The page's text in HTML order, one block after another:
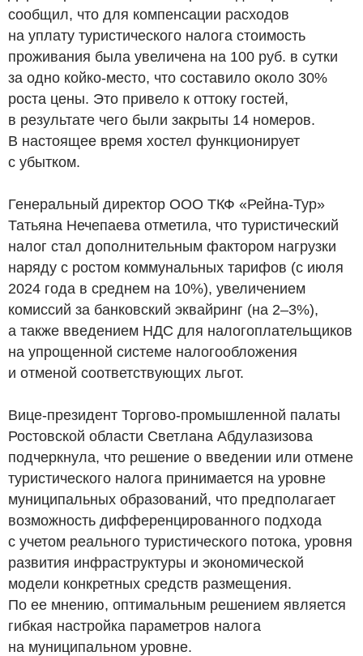
сообщил, что для компенсации расходов
на уплату туристического налога стоимость
проживания была увеличена на 100 руб. в сутки
за одно койко-место, что составило около 30%
роста цены. Это привело к оттоку гостей,
в результате чего были закрыты 14 номеров.
В настоящее время хостел функционирует
с убытком.
Генеральный директор ООО ТКФ «Рейна-Тур»
Татьяна Нечепаева отметила, что туристический
налог стал дополнительным фактором нагрузки
наряду с ростом коммунальных тарифов (с июля
2024 года в среднем на 10%), увеличением
комиссий за банковский эквайринг (на 2–3%),
а также введением НДС для налогоплательщиков
на упрощенной системе налогообложения
и отменой соответствующих льгот.
Вице-президент Торгово-промышленной палаты
Ростовской области Светлана Абдулазизова
подчеркнула, что решение о введении или отмене
туристического налога принимается на уровне
муниципальных образований, что предполагает
возможность дифференцированного подхода
с учетом реального туристического потока, уровня
развития инфраструктуры и экономической
модели конкретных средств размещения.
По ее мнению, оптимальным решением является
гибкая настройка параметров налога
на муниципальном уровне.